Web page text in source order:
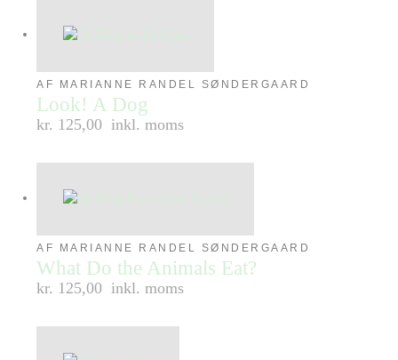
AF MARIANNE RANDEL SØNDERGAARD
Look! A Dog
kr. 125,00 inkl. moms
AF MARIANNE RANDEL SØNDERGAARD
What Do the Animals Eat?
kr. 125,00 inkl. moms